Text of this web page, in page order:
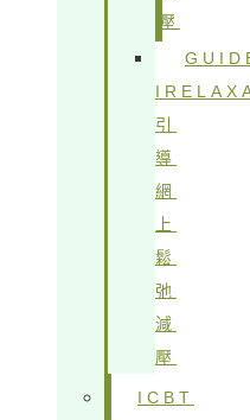
壓
引
導
網
上
鬆
弛
減
壓
ICBT